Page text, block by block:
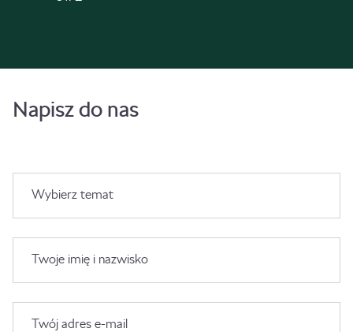
Napisz do nas
Wybierz temat
Twoje imię i nazwisko
Twój adres e-mail